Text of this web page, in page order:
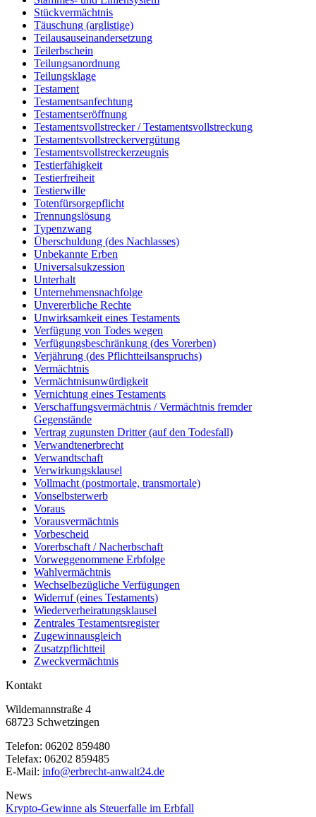
Stückvermächtnis
Täuschung (arglistige)
Teilausauseinandersetzung
Teilerbschein
Teilungsanordnung
Teilungsklage
Testament
Testamentsanfechtung
Testamentseröffnung
Testamentsvollstrecker / Testamentsvollstreckung
Testamentsvollstreckervergütung
Testamentsvollstreckerzeugnis
Testierfähigkeit
Testierfreiheit
Testierwille
Totenfürsorgepflicht
Trennungslösung
Typenzwang
Überschuldung (des Nachlasses)
Unbekannte Erben
Universalsukzession
Unterhalt
Unternehmensnachfolge
Unvererbliche Rechte
Unwirksamkeit eines Testaments
Verfügung von Todes wegen
Verfügungsbeschränkung (des Vorerben)
Verjährung (des Pflichtteilsanspruchs)
Vermächtnis
Vermächtnisunwürdigkeit
Vernichtung eines Testaments
Verschaffungsvermächtnis / Vermächtnis fremder
Gegenstände
Vertrag zugunsten Dritter (auf den Todesfall)
Verwandtenerbrecht
Verwandtschaft
Verwirkungsklausel
Vollmacht (postmortale, transmortale)
Vonselbsterwerb
Voraus
Vorausvermächtnis
Vorbescheid
Vorerbschaft / Nacherbschaft
Vorweggenommene Erbfolge
Wahlvermächtnis
Wechselbezügliche Verfügungen
Widerruf (eines Testaments)
Wiederverheiratungsklausel
Zentrales Testamentsregister
Zugewinnausgleich
Zusatzpflichtteil
Zweckvermächtnis
Kontakt
Wildemannstraße 4
68723 Schwetzingen
Telefon: 06202 859480
Telefax: 06202 859485
E-Mail: info@erbrecht-anwalt24.de
News
Krypto-Gewinne als Steuerfalle im Erbfall